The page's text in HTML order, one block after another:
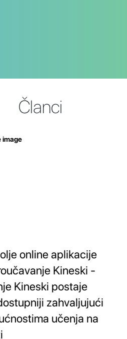
Članci
online aplikacije
Kineski -
Kineski postaje
zahvaljujući
učenja na